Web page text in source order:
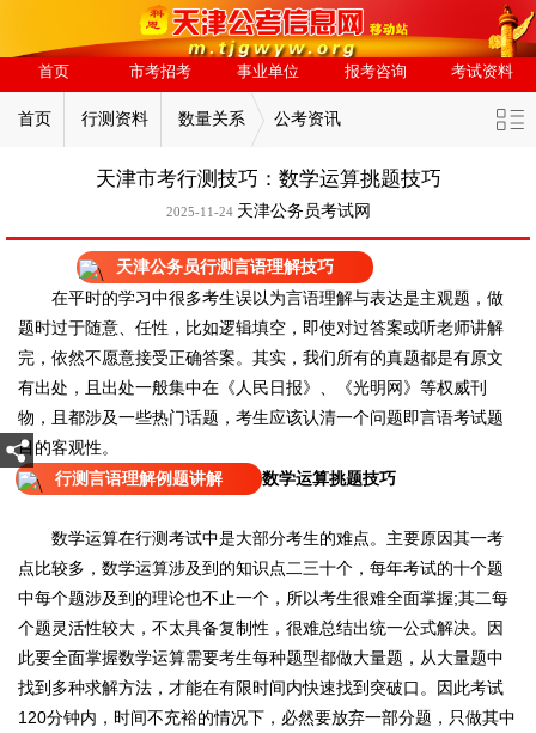
首页 市考招考 事业单位 报考咨询 考试资料
首页 行测资料 数量关系 公考资讯
天津市考行测技巧：数学运算挑题技巧
2025-11-24 天津公务员考试网
天津公务员行测言语理解技巧
在平时的学习中很多考生误以为言语理解与表达是主观题，做
题时过于随意、任性，比如逻辑填空，即使对过答案或听老师讲解
完，依然不愿意接受正确答案。其实，我们所有的真题都是有原文
有出处，且出处一般集中在《人民日报》、《光明网》等权威刊
物，且都涉及一些热门话题，考生应该认清一个问题即言语考试题
目的客观性。
行测言语理解例题讲解 数学运算挑题技巧
数学运算在行测考试中是大部分考生的难点。主要原因其一考
点比较多，数学运算涉及到的知识点二三十个，每年考试的十个题
中每个题涉及到的理论也不止一个，所以考生很难全面掌握;其二每
个题灵活性较大，不太具备复制性，很难总结出统一公式解决。因
此要全面掌握数学运算需要考生每种题型都做大量题，从大量题中
找到多种求解方法，才能在有限时间内快速找到突破口。因此考试
120分钟内，时间不充裕的情况下，必然要放弃一部分题，只做其中